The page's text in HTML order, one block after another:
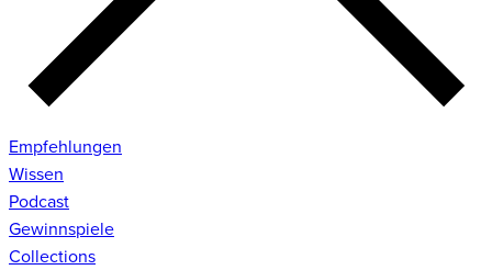
Empfehlungen
Wissen
Podcast
Gewinnspiele
Collections